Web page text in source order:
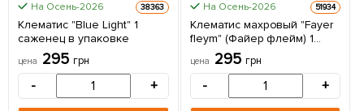
На Осень-2026 38363
Клематис "Blue Light" 1
саженец в упаковке
цена 295 грн
- +
На Осень-2026 51934
Клематис махровый "Fayer
fleym" (Файер флейм) 1
саженец в упаковке
цена 295 грн
- +